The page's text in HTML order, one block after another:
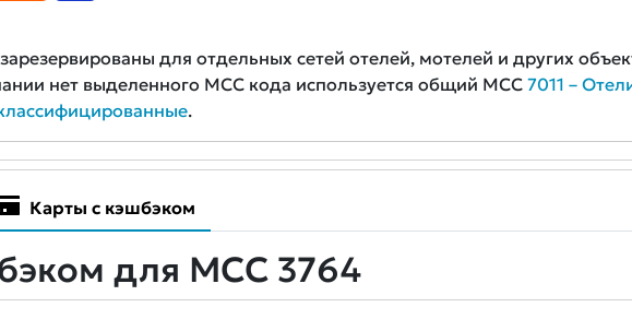
для отдельных сетей отелей, мотелей и других
нет выделенного MCC кода используется общий MCC 7011 –
.
Карты с кэшбэком
для MCC 3764